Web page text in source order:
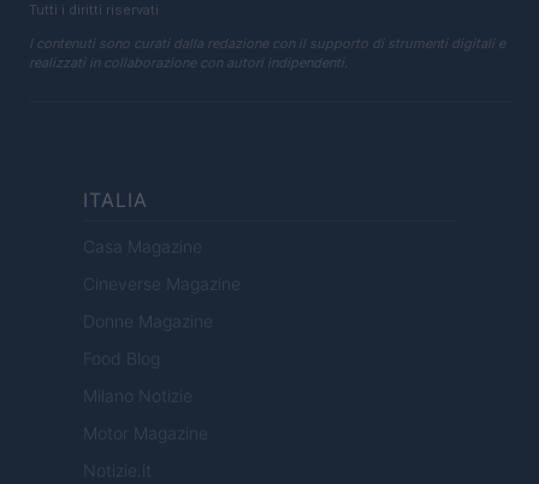
Tutti i diritti riservati
I contenuti sono curati dalla redazione con il supporto di strumenti digitali e
realizzati in collaborazione con autori indipendenti.
ITALIA
Casa Magazine
Cineverse Magazine
Donne Magazine
Food Blog
Milano Notizie
Motor Magazine
Notizie.it